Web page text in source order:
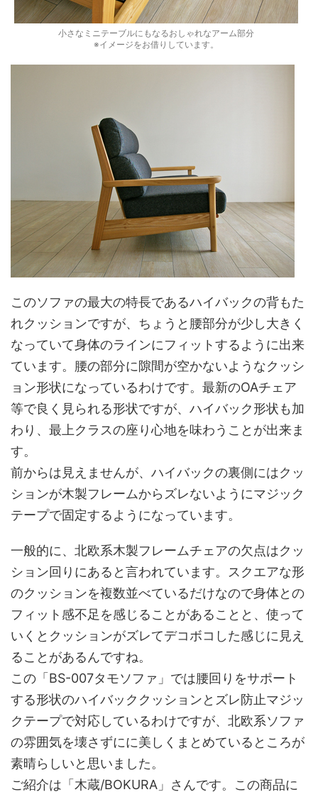
小さなミニテーブルにもなるおしゃれなアーム部分
※イメージをお借りしています。
このソファの最大の特長であるハイバックの背もた
れクッションですが、ちょうと腰部分が少し大きく
なっていて身体のラインにフィットするように出来
ています。腰の部分に隙間が空かないようなクッシ
ョン形状になっているわけです。最新のOAチェア
等で良く見られる形状ですが、ハイバック形状も加
わり、最上クラスの座り心地を味わうことが出来ま
す。
前からは見えませんが、ハイバックの裏側にはクッ
ションが木製フレームからズレないようにマジック
テープで固定するようになっています。
一般的に、北欧系木製フレームチェアの欠点はクッ
ション回りにあると言われています。スクエアな形
のクッションを複数並べているだけなので身体との
フィット感不足を感じることがあることと、使って
いくとクッションがズレてデコボコした感じに見え
ることがあるんですね。
この「BS-007タモソファ」では腰回りをサポート
する形状のハイバッククッションとズレ防止マジッ
クテープで対応しているわけですが、北欧系ソファ
の雰囲気を壊さずにに美しくまとめているところが
素晴らしいと思いました。
ご紹介は「木蔵/BOKURA」さんです。この商品に